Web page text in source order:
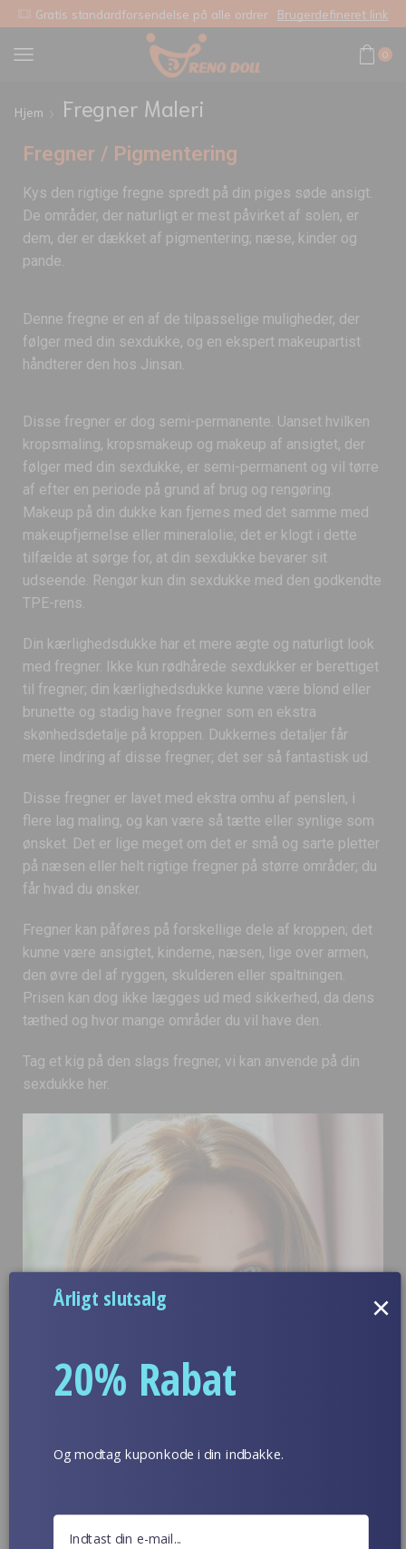
Gratis standardforsendelse på alle ordrer Brugerdefineret link
0
Hjem Fregner Maleri
Fregner / Pigmentering
Kys den rigtige fregne spredt på din piges søde ansigt.
De områder, der naturligt er mest påvirket af solen, er
dem, der er dækket af pigmentering; næse, kinder og
pande.
Denne fregne er en af de tilpasselige muligheder, der
følger med din sexdukke, og en ekspert makeupartist
håndterer den hos Jinsan.
Disse fregner er dog semi-permanente. Uanset hvilken
kropsmaling, kropsmakeup og makeup af ansigtet, der
følger med din sexdukke, er semi-permanent og vil tørre
af efter en periode på grund af brug og rengøring.
Makeup på din dukke kan fjernes med det samme med
makeupfjernelse eller mineralolie; det er klogt i dette
tilfælde at sørge for, at din sexdukke bevarer sit
udseende. Rengør kun din sexdukke med den godkendte
TPE-rens.
Din kærlighedsdukke har et mere ægte og naturligt look
med fregner. Ikke kun rødhårede sexdukker er berettiget
til fregner; din kærlighedsdukke kunne være blond eller
brunette og stadig have fregner som en ekstra
skønhedsdetalje på kroppen. Dukkernes detaljer får
mere lindring af disse fregner; det ser så fantastisk ud.
Disse fregner er lavet med ekstra omhu af penslen, i
flere lag maling, og kan være så tætte eller synlige som
ønsket. Det er lige meget om det er små og sarte pletter
på næsen eller helt rigtige fregner på større områder; du
får hvad du ønsker.
Fregner kan påføres på forskellige dele af kroppen; det
kunne være ansigtet, kinderne, næsen, lige over armen,
den øvre del af ryggen, skulderen eller spaltningen.
Prisen kan dog ikke lægges ud med sikkerhed, da dens
tæthed og hvor mange områder du vil have den.
Tag et kig på den slags fregner, vi kan anvende på din
sexdukke her.
20% Rabat
Årligt slutsalg
Og modtag kuponkode i din indbakke.
×